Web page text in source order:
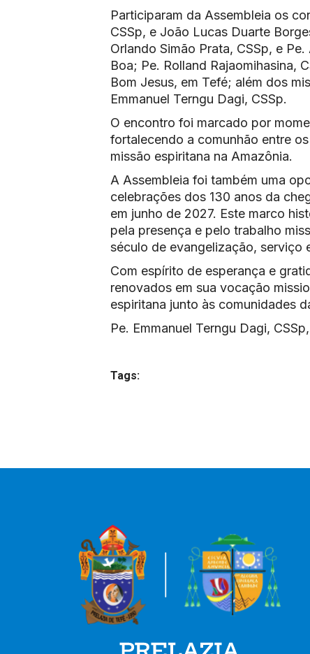
Participaram da Assembleia os
CSSp, e João Lucas Duarte
Orlando Simão Prata, CSSp, e
Boa; Pe. Rolland Rajaomihasina,
Bom Jesus, em Tefé; além dos
Emmanuel Terngu Dagi, CSSp.
O encontro foi marcado por
fortalecendo a comunhão entre
missão espiritana na Amazônia.
A Assembleia foi também uma
celebrações dos 130 anos da
em junho de 2027. Este marco
pela presença e pelo trabalho
século de evangelização, serviço
Com espírito de esperança e
renovados em sua vocação
espiritana junto às comunidades
Pe. Emmanuel Terngu Dagi,
Tags: